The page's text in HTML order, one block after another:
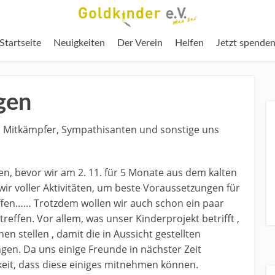
Startseite Neuigkeiten Der Verein Helfen Jetzt spenden
Sympathisanten und sonstige uns
bevor wir am 2. 11. für 5 Monate aus dem kalten
voller Aktivitäten, um beste Voraussetzungen für
Trotzdem wollen wir auch schon ein paar
Vor allem, was unser Kinderprojekt betrifft ,
stellen , damit die in Aussicht gestellten
Da uns einige Freunde in nächster Zeit
dass diese einiges mitnehmen können.